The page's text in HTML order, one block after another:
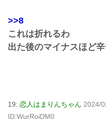
>>8
これは折れるわ
出た後のマイナスほど
19: 恋人はまりんちゃん 2024/
ID:WurRoiDM0